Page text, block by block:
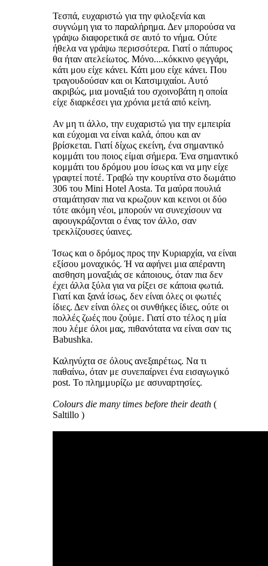
Τεσπά, ευχαριστώ για την φιλοξενία και
συγνώμη για το παραλήρημα. Δεν μπορούσα να
γράψω διαφορετικά σε αυτό το νήμα. Ούτε
ήθελα να γράψω περισσότερα. Γιατί ο πάπυρος
θα ήταν ατελείωτος. Μόνο....κόκκινο φεγγάρι,
κάτι μου είχε κάνει. Κάτι μου είχε κάνει. Που
τραγουδούσαν και οι Κατσιμιχαίοι. Αυτό
ακριβώς, μια μοναξιά του σχοινοβάτη η οποία
είχε διαρκέσει για χρόνια μετά από κείνη.
Αν μη τι άλλο, την ευχαριστώ για την εμπειρία
και εύχομαι να είναι καλά, όπου και αν
βρίσκεται. Γιατί δίχως εκείνη, ένα σημαντικό
κομμάτι του ποιος είμαι σήμερα. Ένα σημαντικό
κομμάτι του δρόμου μου ίσως και να μην είχε
γραφτεί ποτέ. Τραβώ την κουρτίνα στο δωμάτιο
306 του Mini Hotel Aosta. Τα μαύρα πουλιά
σταμάτησαν πια να κρωζουν και κεινοι οι δύο
τότε ακόμη νέοι, μπορούν να συνεχίσουν να
αφουγκράζονται ο ένας τον άλλο, σαν
τρεκλίζουσες ύαινες.
Ίσως και ο δρόμος προς την Κυριαρχία, να είναι
εξίσου μοναχικός. Ή να αφήνει μια απέραντη
αισθηση μοναξιάς σε κάποιους, όταν πια δεν
έχει άλλα ξύλα για να ρίξει σε κάποια φωτιά.
Γιατί και ξανά ίσως, δεν είναι όλες οι φωτιές
ίδιες. Δεν είναι όλες οι συνθήκες ίδιες, ούτε οι
πολλές ζωές που ζούμε. Γιατί στο τέλος η μία
που λέμε όλοι μας, πιθανότατα να είναι σαν τις
Babushka.
Καληνύχτα σε όλους ανεξαιρέτως. Να τι
παθαίνω, όταν με συνεπαίρνει ένα εισαγωγικό
post. Το πλημμυρίζω με ασυναρτησίες.
Colours die many times before their death (
Saltillo )